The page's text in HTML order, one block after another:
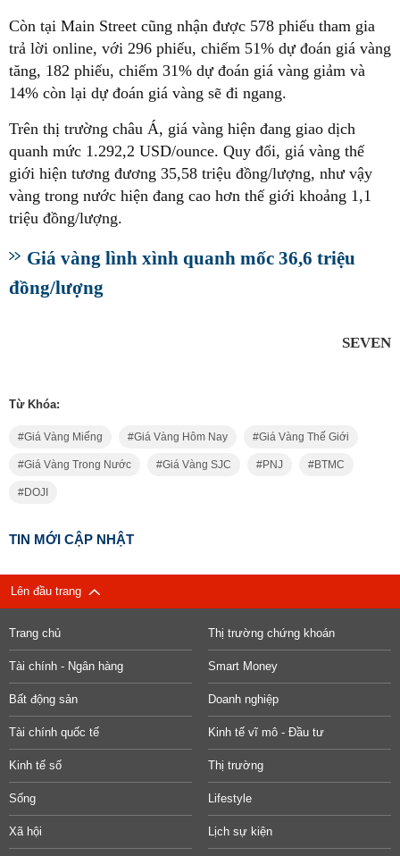
Còn tại Main Street cũng nhận được 578 phiếu tham gia
trả lời online, với 296 phiếu, chiếm 51% dự đoán giá vàng
tăng, 182 phiếu, chiếm 31% dự đoán giá vàng giảm và
14% còn lại dự đoán giá vàng sẽ đi ngang.
Trên thị trường châu Á, giá vàng hiện đang giao dịch
quanh mức 1.292,2 USD/ounce. Quy đổi, giá vàng thế
giới hiện tương đương 35,58 triệu đồng/lượng, như vậy
vàng trong nước hiện đang cao hơn thế giới khoảng 1,1
triệu đồng/lượng.
Giá vàng lình xình quanh mốc 36,6 triệu
đồng/lượng
SEVEN
Từ Khóa:
Giá Vàng Miếng Giá Vàng Hôm Nay Giá Vàng Thế Giới
Giá Vàng Trong Nước Giá Vàng SJC PNJ BTMC
DOJI
TIN MỚI CẬP NHẬT
Lên đầu trang
Trang chủ Thị trường chứng khoán
Tài chính - Ngân hàng Smart Money
Bất động sản Doanh nghiệp
Tài chính quốc tế Kinh tế vĩ mô - Đầu tư
Kinh tế số Thị trường
Sống Lifestyle
Xã hội Lịch sự kiện